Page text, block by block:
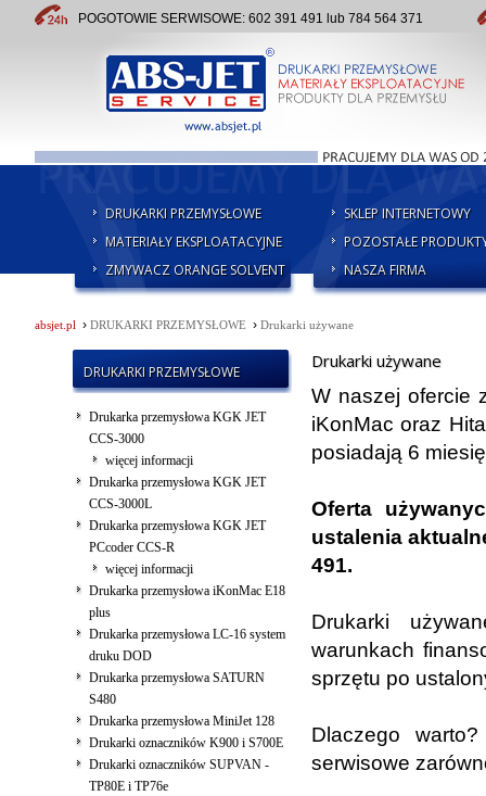
POGOTOWIE SERWISOWE: 602 391 491 lub 784 564 371
DRUKARKI PRZEMYSŁOWE
MATERIAŁY EKSPLOATACYJNE
ZMYWACZ ORANGE SOLVENT
SKLEP INTERNETOWY
POZOSTAŁE
NASZA FIRMA
absjet.pl› DRUKARKI PRZEMYSŁOWE › Drukarki używane
DRUKARKI PRZEMYSŁOWE
Drukarka przemysłowa KGK JET
CCS-3000
więcej informacji
Drukarka przemysłowa KGK JET
CCS-3000L
Drukarka przemysłowa KGK JET
PCcoder CCS-R
więcej informacji
Drukarka przemysłowa iKonMac E18
plus
Drukarka przemysłowa LC-16 system
druku DOD
Drukarka przemysłowa SATURN
S480
Drukarka przemysłowa MiniJet 128
Drukarki oznaczników K900 i S700E
Drukarki oznaczników SUPVAN -
TP80E i TP76e
Drukarki używane
W naszej ofercie
iKonMac oraz
posiadają 6
Oferta
ustalenia
491.
Drukarki
warunkach
sprzętu po
Dlaczego
serwisowe